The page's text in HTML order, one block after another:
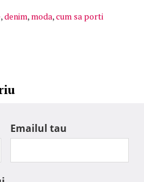
,denim, moda,cum sa porti
Emailul tau